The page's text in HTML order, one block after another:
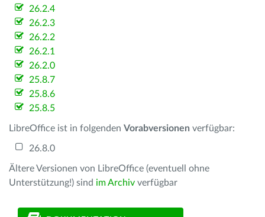
26.2.4
26.2.3
26.2.2
26.2.1
26.2.0
25.8.7
25.8.6
25.8.5
LibreOffice ist in folgenden Vorabversionen verfügbar:
26.8.0
Ältere Versionen von LibreOffice (eventuell ohne
Unterstützung!) sind im Archiv verfügbar